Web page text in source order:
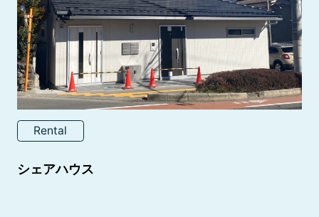
Rental
シェアハウス